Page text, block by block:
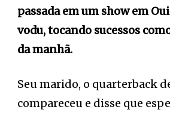
passada em um show em
vodu, tocando sucessos
da manhã.
Seu marido, o quarterback
compareceu e disse que